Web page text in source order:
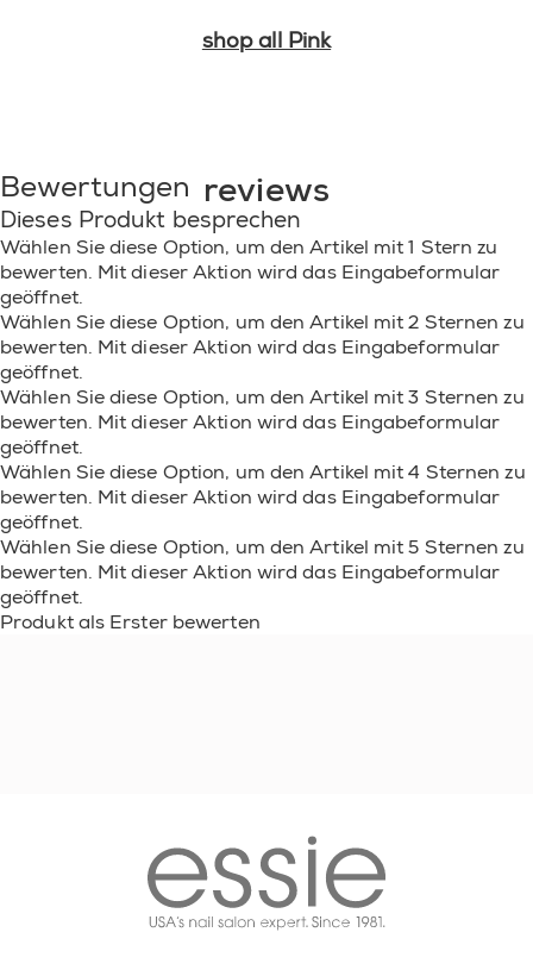
• CI 77163 / BISMUTH OXYCHLORIDE • CI 77266
shop all Pink
reviews
Bewertungen
Dieses Produkt besprechen
Wählen Sie diese Option, um den Artikel mit 1 Stern zu
bewerten. Mit dieser Aktion wird das Eingabeformular
geöffnet.
Wählen Sie diese Option, um den Artikel mit 2 Sternen zu
bewerten. Mit dieser Aktion wird das Eingabeformular
geöffnet.
Wählen Sie diese Option, um den Artikel mit 3 Sternen zu
bewerten. Mit dieser Aktion wird das Eingabeformular
geöffnet.
Wählen Sie diese Option, um den Artikel mit 4 Sternen zu
bewerten. Mit dieser Aktion wird das Eingabeformular
geöffnet.
Wählen Sie diese Option, um den Artikel mit 5 Sternen zu
bewerten. Mit dieser Aktion wird das Eingabeformular
geöffnet.
Produkt als Erster bewerten